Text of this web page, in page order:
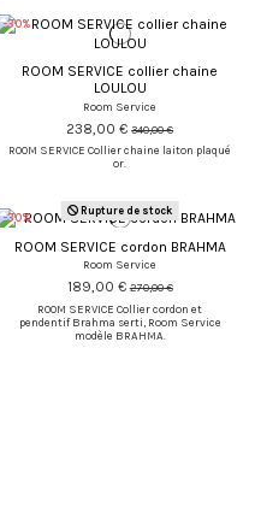
-30%
ROOM SERVICE collier chaine
LOULOU
Room Service
238,00 €340,00 €
ROOM SERVICE Collier chaine laiton plaqué
or.
-30%
Rupture de stock
ROOM SERVICE cordon BRAHMA
Room Service
189,00 €270,00 €
ROOM SERVICE Collier cordon et
pendentif Brahma serti, Room Service
modèle BRAHMA.